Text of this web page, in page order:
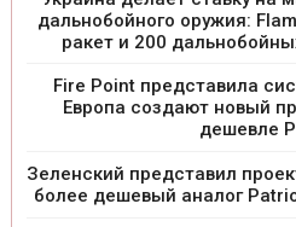
дальнобойного оружия:
ракет и 200
Fire Point представила
Европа создают новый
дешевле
Зеленский представил
более дешевый аналог